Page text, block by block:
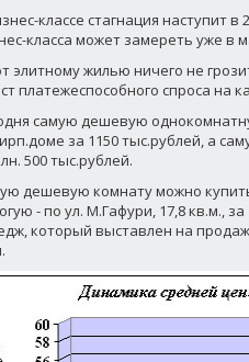
классе стагнация наступит
класса может замереть уже в
элитному жилью ничего не
платежеспособного спроса на
самую дешевую
за 1150 тыс.рублей, а
500 тыс.рублей.
дешевую комнату можно
- по ул. М.Гафури, 17,8 кв.м.,
который выставлен на